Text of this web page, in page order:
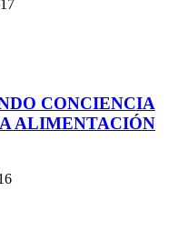
CONCIENCIA
ALIMENTACIÓN